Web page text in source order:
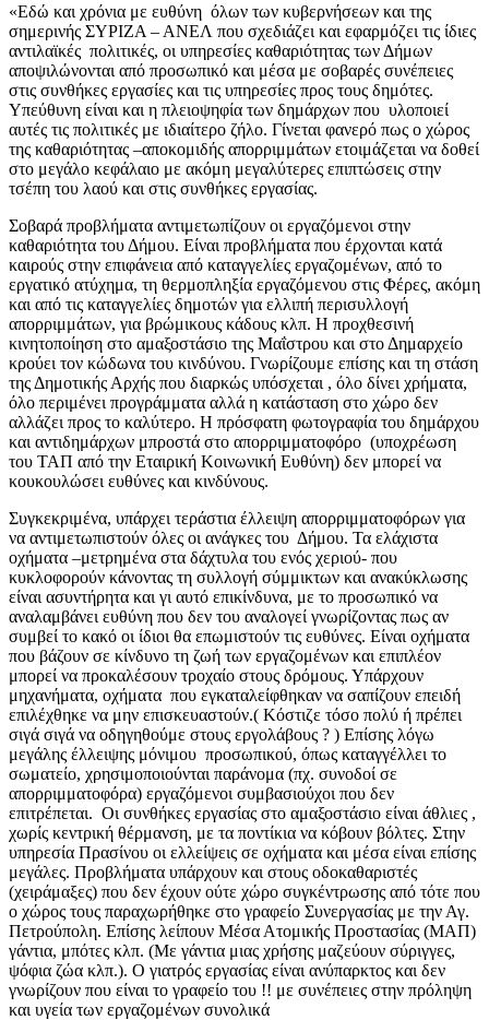
«Εδώ και χρόνια με ευθύνη όλων των κυβερνήσεων και της
σημερινής ΣΥΡΙΖΑ – ΑΝΕΛ που σχεδιάζει και εφαρμόζει τις ίδιες
αντιλαϊκές πολιτικές, οι υπηρεσίες καθαριότητας των Δήμων
αποψιλώνονται από προσωπικό και μέσα με σοβαρές συνέπειες
στις συνθήκες εργασίες και τις υπηρεσίες προς τους δημότες.
Υπεύθυνη είναι και η πλειοψηφία των δημάρχων που υλοποιεί
αυτές τις πολιτικές με ιδιαίτερο ζήλο. Γίνεται φανερό πως ο χώρος
της καθαριότητας –αποκομιδής απορριμμάτων ετοιμάζεται να δοθεί
στο μεγάλο κεφάλαιο με ακόμη μεγαλύτερες επιπτώσεις στην
τσέπη του λαού και στις συνθήκες εργασίας.
Σοβαρά προβλήματα αντιμετωπίζουν οι εργαζόμενοι στην
καθαριότητα του Δήμου. Είναι προβλήματα που έρχονται κατά
καιρούς στην επιφάνεια από καταγγελίες εργαζομένων, από το
εργατικό ατύχημα, τη θερμοπληξία εργαζόμενου στις Φέρες, ακόμη
και από τις καταγγελίες δημοτών για ελλιπή περισυλλογή
απορριμμάτων, για βρώμικους κάδους κλπ. Η προχθεσινή
κινητοποίηση στο αμαξοστάσιο της Μαΐστρου και στο Δημαρχείο
κρούει τον κώδωνα του κινδύνου. Γνωρίζουμε επίσης και τη στάση
της Δημοτικής Αρχής που διαρκώς υπόσχεται , όλο δίνει χρήματα,
όλο περιμένει προγράμματα αλλά η κατάσταση στο χώρο δεν
αλλάζει προς το καλύτερο. Η πρόσφατη φωτογραφία του δημάρχου
και αντιδημάρχων μπροστά στο απορριμματοφόρο (υποχρέωση
του ΤΑΠ από την Εταιρική Κοινωνική Ευθύνη) δεν μπορεί να
κουκουλώσει ευθύνες και κινδύνους.
Συγκεκριμένα, υπάρχει τεράστια έλλειψη απορριμματοφόρων για
να αντιμετωπιστούν όλες οι ανάγκες του Δήμου. Τα ελάχιστα
οχήματα –μετρημένα στα δάχτυλα του ενός χεριού- που
κυκλοφορούν κάνοντας τη συλλογή σύμμικτων και ανακύκλωσης
είναι ασυντήρητα και γι αυτό επικίνδυνα, με το προσωπικό να
αναλαμβάνει ευθύνη που δεν του αναλογεί γνωρίζοντας πως αν
συμβεί το κακό οι ίδιοι θα επωμιστούν τις ευθύνες. Είναι οχήματα
που βάζουν σε κίνδυνο τη ζωή των εργαζομένων και επιπλέον
μπορεί να προκαλέσουν τροχαίο στους δρόμους. Υπάρχουν
μηχανήματα, οχήματα που εγκαταλείφθηκαν να σαπίζουν επειδή
επιλέχθηκε να μην επισκευαστούν.( Κόστιζε τόσο πολύ ή πρέπει
σιγά σιγά να οδηγηθούμε στους εργολάβους ? ) Επίσης λόγω
μεγάλης έλλειψης μόνιμου προσωπικού, όπως καταγγέλλει το
σωματείο, χρησιμοποιούνται παράνομα (πχ. συνοδοί σε
απορριμματοφόρα) εργαζόμενοι συμβασιούχοι που δεν
επιτρέπεται. Οι συνθήκες εργασίας στο αμαξοστάσιο είναι άθλιες ,
χωρίς κεντρική θέρμανση, με τα ποντίκια να κόβουν βόλτες. Στην
υπηρεσία Πρασίνου οι ελλείψεις σε οχήματα και μέσα είναι επίσης
μεγάλες. Προβλήματα υπάρχουν και στους οδοκαθαριστές
(χειράμαξες) που δεν έχουν ούτε χώρο συγκέντρωσης από τότε που
ο χώρος τους παραχωρήθηκε στο γραφείο Συνεργασίας με την Αγ.
Πετρούπολη. Επίσης λείπουν Μέσα Ατομικής Προστασίας (ΜΑΠ)
γάντια, μπότες κλπ. (Με γάντια μιας χρήσης μαζεύουν σύριγγες,
ψόφια ζώα κλπ.). Ο γιατρός εργασίας είναι ανύπαρκτος και δεν
γνωρίζουν που είναι το γραφείο του !! με συνέπειες στην πρόληψη
και υγεία των εργαζομένων συνολικά